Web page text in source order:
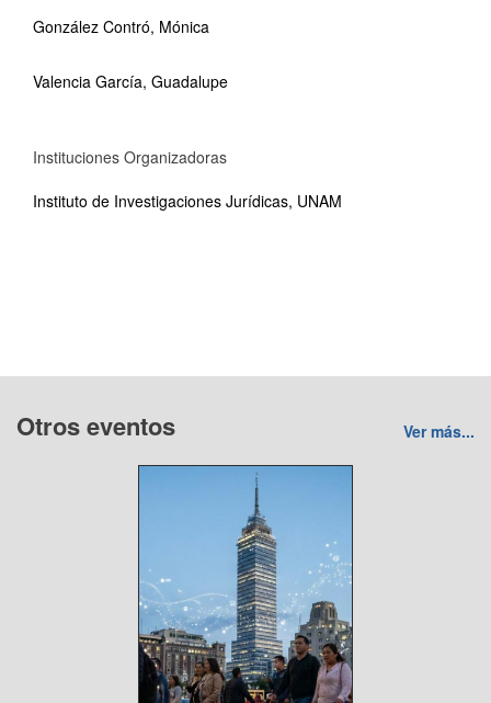
González Contró, Mónica
Valencia García, Guadalupe
Instituciones Organizadoras
Instituto de Investigaciones Jurídicas, UNAM
Otros eventos Ver más...